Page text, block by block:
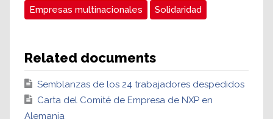
Empresas multinacionales Solidaridad
Related documents
Semblanzas de los 24 trabajadores despedidos
Carta del Comité de Empresa de NXP en
Alemania